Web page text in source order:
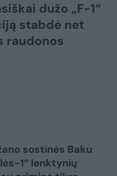
dužo „F-1“
stabdė net
raudonos
sostinės Baku
1“ lenktynių